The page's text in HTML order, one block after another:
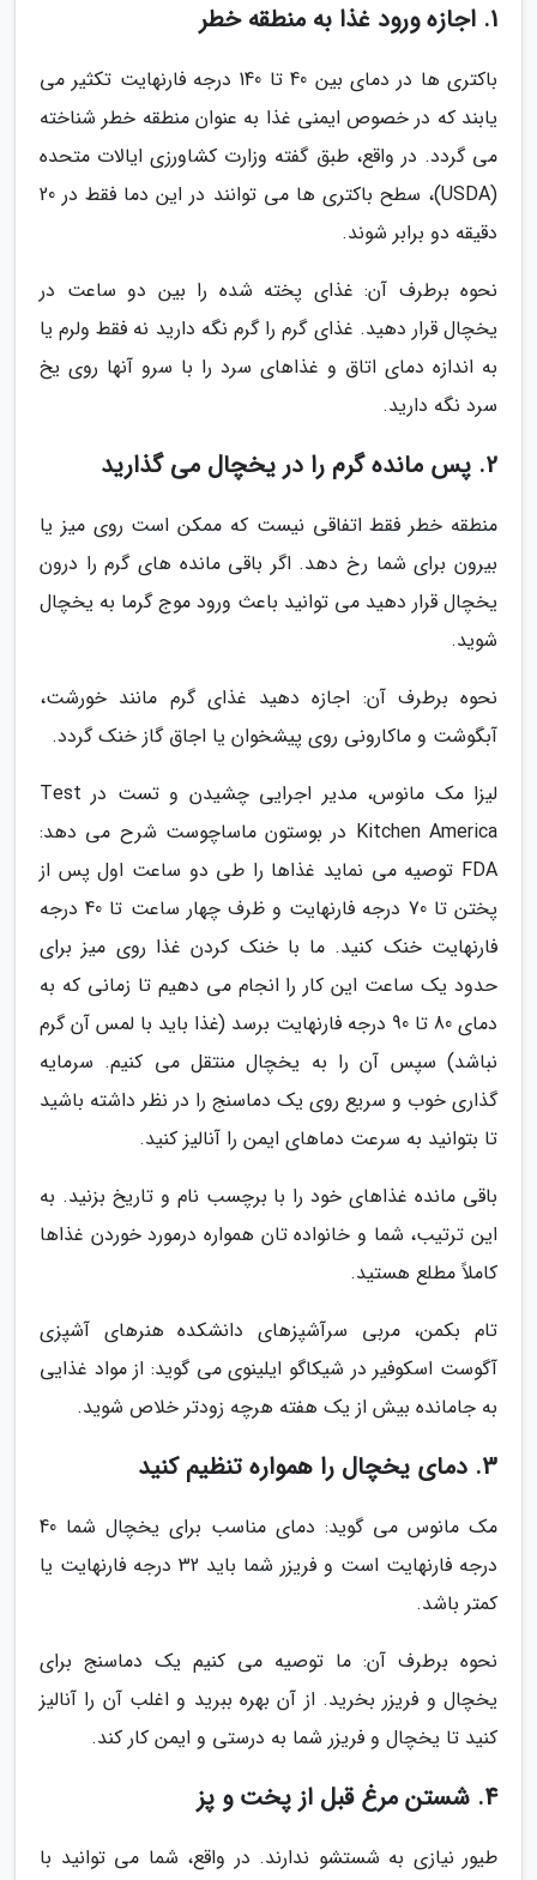
1. اجازه ورود غذا به منطقه خطر
باکتری ها در دمای بین 40 تا 140 درجه فارنهایت تکثیر می
یابند که در خصوص ایمنی غذا به عنوان منطقه خطر شناخته
می گردد. در واقع، طبق گفته وزارت کشاورزی ایالات متحده
(USDA)، سطح باکتری ها می توانند در این دما فقط در 20
دقیقه دو برابر شوند.
نحوه برطرف آن: غذای پخته شده را بین دو ساعت در
یخچال قرار دهید. غذای گرم را گرم نگه دارید نه فقط ولرم یا
به اندازه دمای اتاق و غذاهای سرد را با سرو آنها روی یخ
سرد نگه دارید.
2. پس مانده گرم را در یخچال می گذارید
منطقه خطر فقط اتفاقی نیست که ممکن است روی میز یا
بیرون برای شما رخ دهد. اگر باقی مانده های گرم را درون
یخچال قرار دهید می توانید باعث ورود موج گرما به یخچال
شوید.
نحوه برطرف آن: اجازه دهید غذای گرم مانند خورشت،
آبگوشت و ماکارونی روی پیشخوان یا اجاق گاز خنک گردد.
لیزا مک مانوس، مدیر اجرایی چشیدن و تست در Test
Kitchen America در بوستون ماساچوست شرح می دهد:
FDA توصیه می نماید غذاها را طی دو ساعت اول پس از
پختن تا 70 درجه فارنهایت و ظرف چهار ساعت تا 40 درجه
فارنهایت خنک کنید. ما با خنک کردن غذا روی میز برای
حدود یک ساعت این کار را انجام می دهیم تا زمانی که به
دمای 80 تا 90 درجه فارنهایت برسد (غذا باید با لمس آن گرم
نباشد) سپس آن را به یخچال منتقل می کنیم. سرمایه
گذاری خوب و سریع روی یک دماسنج را در نظر داشته باشید
تا بتوانید به سرعت دماهای ایمن را آنالیز کنید.
باقی مانده غذاهای خود را با برچسب نام و تاریخ بزنید. به
این ترتیب، شما و خانواده تان همواره درمورد خوردن غذاها
کاملاً مطلع هستید.
تام بکمن، مربی سرآشپزهای دانشکده هنرهای آشپزی
آگوست اسکوفیر در شیکاگو ایلینوی می گوید: از مواد غذایی
به جامانده بیش از یک هفته هرچه زودتر خلاص شوید.
3. دمای یخچال را همواره تنظیم کنید
مک مانوس می گوید: دمای مناسب برای یخچال شما 40
درجه فارنهایت است و فریزر شما باید 32 درجه فارنهایت یا
کمتر باشد.
نحوه برطرف آن: ما توصیه می کنیم یک دماسنج برای
یخچال و فریزر بخرید. از آن بهره ببرید و اغلب آن را آنالیز
کنید تا یخچال و فریزر شما به درستی و ایمن کار کند.
4. شستن مرغ قبل از پخت و پز
طیور نیازی به شستشو ندارند. در واقع، شما می توانید با